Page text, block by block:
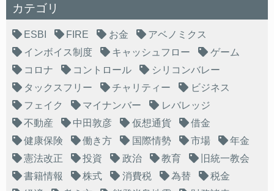
カテゴリ
ESBI FIRE お金
アベノミクス
インボイス制度
キャッシュフロー
ゲーム
コロナ
コントロール
シリコンバレー
タックスフリー
チャリティー
ビジネス
フェイク
マイナンバー
レバレッジ
不動産
中田敦彦 仮想通貨
借金
健康保険
働き方 国際情勢 市場
年金
憲法改正
投資 政治 教育
旧統一教会
書籍情報
株式 消費税 為替
税金